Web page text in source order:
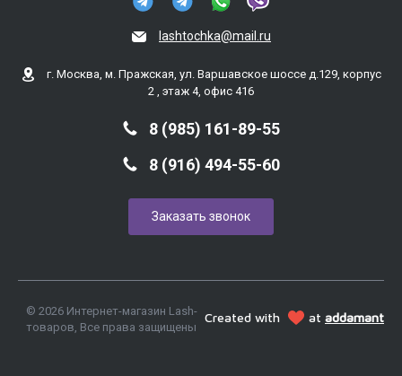
lashtochka@mail.ru
г. Москва, м. Пражская, ул. Варшавское шоссе д.129, корпус
2 , этаж 4, офис 416
8 (985) 161-89-55
8 (916) 494-55-60
Заказать звонок
© 2026 Интернет-магазин Lash-
товаров, Все права защищены
Created with at addamant